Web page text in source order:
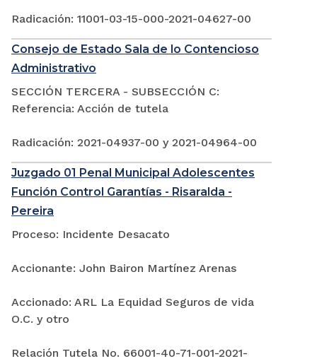
Radicación: 11001-03-15-000-2021-04627-00
Consejo de Estado Sala de lo Contencioso
Administrativo
SECCIÓN TERCERA - SUBSECCIÓN C:
Referencia: Acción de tutela
Radicación: 2021-04937-00 y 2021-04964-00
Juzgado 01 Penal Municipal Adolescentes
Función Control Garantías - Risaralda -
Pereira
Proceso: Incidente Desacato
Accionante: John Bairon Martínez Arenas
Accionado: ARL La Equidad Seguros de vida
O.C. y otro
Relación Tutela No. 66001-40-71-001-2021-